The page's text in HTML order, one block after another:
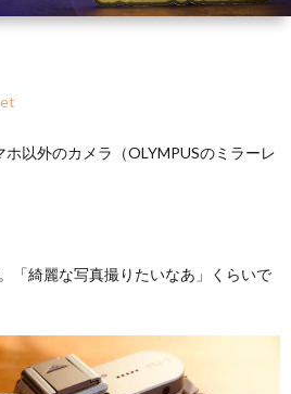
以外のカメラ（OLYMPUSのミラーレ
「綺麗な写真撮りたいなあ」くらいで